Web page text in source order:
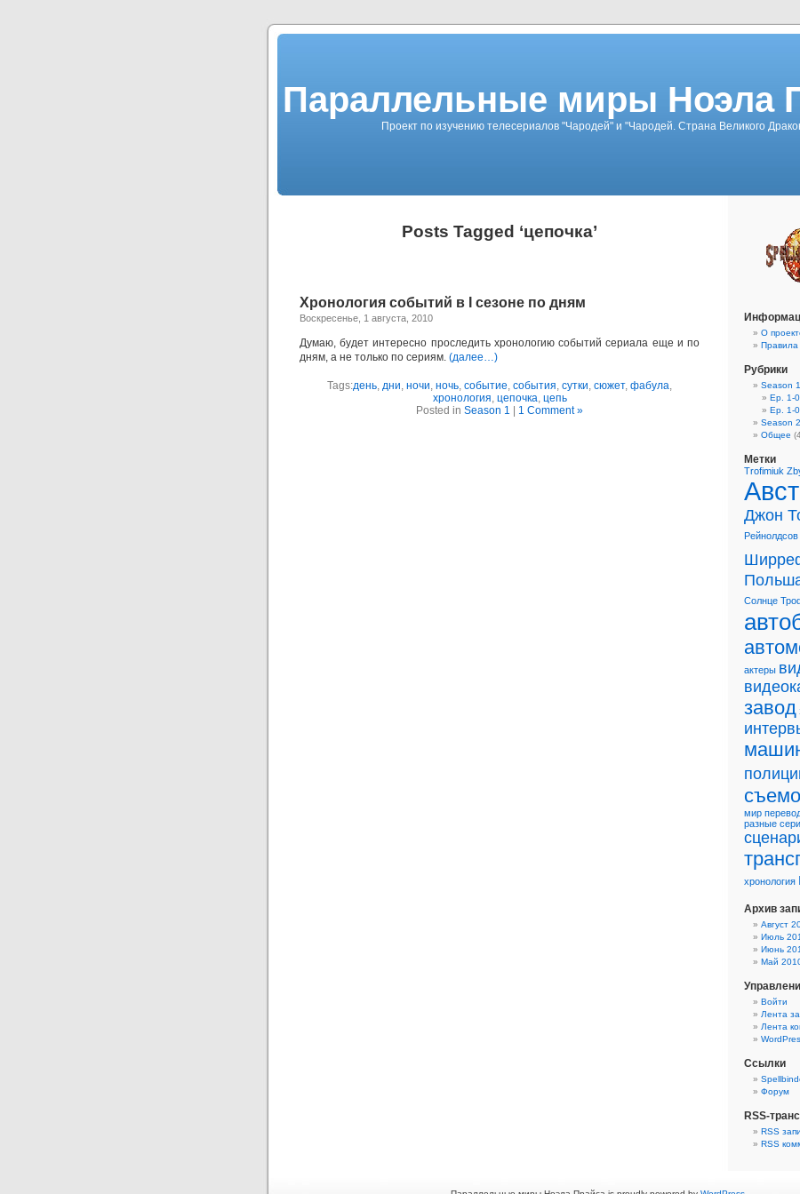
Параллельные миры Ноэла
Проект по изучению телесериалов "Чародей" и "Чародей. Страна Великого
Posts Tagged ‘цепочка’
Хронология событий в I сезоне по дням
Воскресенье, 1 августа, 2010
Думаю, будет интересно проследить хронологию событий сериала еще и по
дням, а не только по сериям. (далее…)
Tags:день, дни, ночи, ночь, событие, события, сутки, сюжет, фабула,
хронология, цепочка, цепь
Posted in Season 1 1 Comment »
О
Правила
Рубрики
Season 1
Ep. 1-
Ep. 1-
Season 2
Общее
Метки
Trofimiuk
Джон
Рейнолдсов
Солнце
актеры
завод
мир
разные
хронология
Архив
Август
Июль
Июнь
Май
Войти
Лента
Лента
Ссылки
Форум
RSS-
RSS
RSS